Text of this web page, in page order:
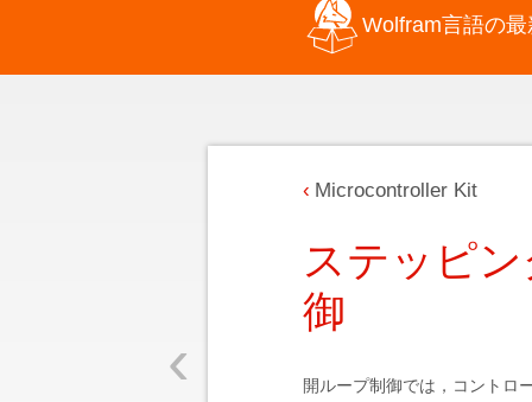
Wolfram言語の
‹
Microcontroller Kit
ステッピ
御
開ループ制御では，コントロ